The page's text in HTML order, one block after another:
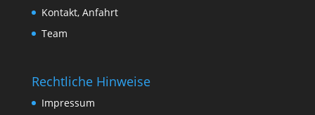
Kontakt, Anfahrt
Team
Rechtliche Hinweise
Impressum